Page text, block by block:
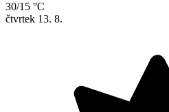
30/15 °C
čtvrtek 13. 8.